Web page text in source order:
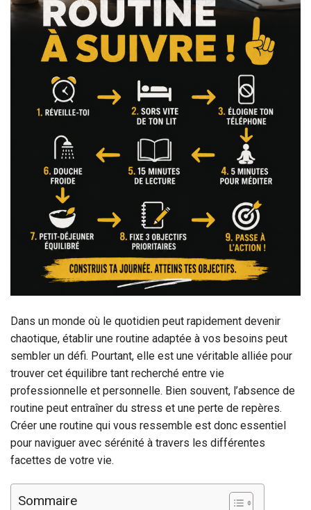
Dans un monde où le quotidien peut rapidement devenir
chaotique, établir une routine adaptée à vos besoins peut
sembler un défi. Pourtant, elle est une véritable alliée pour
trouver cet équilibre tant recherché entre vie
professionnelle et personnelle. Bien souvent, l’absence de
routine peut entraîner du stress et une perte de repères.
Créer une routine qui vous ressemble est donc essentiel
pour naviguer avec sérénité à travers les différentes
facettes de votre vie.
Sommaire